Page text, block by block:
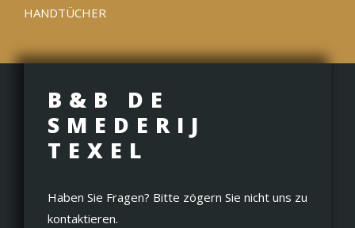
HANDTÜCHER
B&B DE
SMEDERIJ
TEXEL
Haben Sie Fragen? Bitte zögern Sie nicht uns zu
kontaktieren.